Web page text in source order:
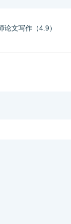
文写作（4.9）